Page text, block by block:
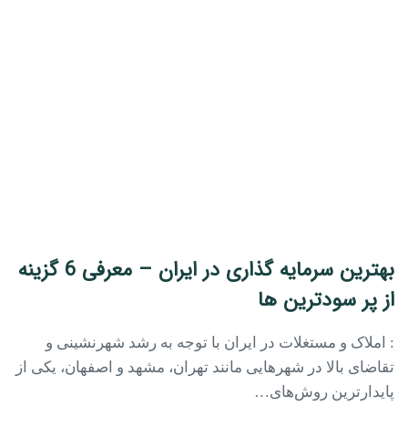
بهترین سرمایه گذاری در ایران – معرفی 6 گزینه
از پر سودترین ها
: املاک و مستغلات در ایران با توجه به رشد شهرنشینی و
تقاضای بالا در شهرهایی مانند تهران، مشهد و اصفهان، یکی از
پایدارترین روش‌های…